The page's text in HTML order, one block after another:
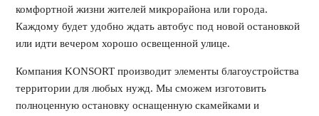
комфортной жизни жителей микрорайона или города.
Каждому будет удобно ждать автобус под новой остановкой
или идти вечером хорошо освещенной улице.
Компания KONSORT производит элементы благоустройства
территории для любых нужд. Мы сможем изготовить
полноценную остановку оснащенную скамейками и